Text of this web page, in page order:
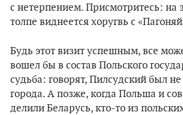
с нетерпением. Присмотритесь: на
толпе виднеется хоругвь с «Пагоняй
Будь этот визит успешным, все
вошел бы в состав Польского
судьба: говорят, Пилсудский был не
города. А позже, когда Польша и
делили Беларусь, кто-то из